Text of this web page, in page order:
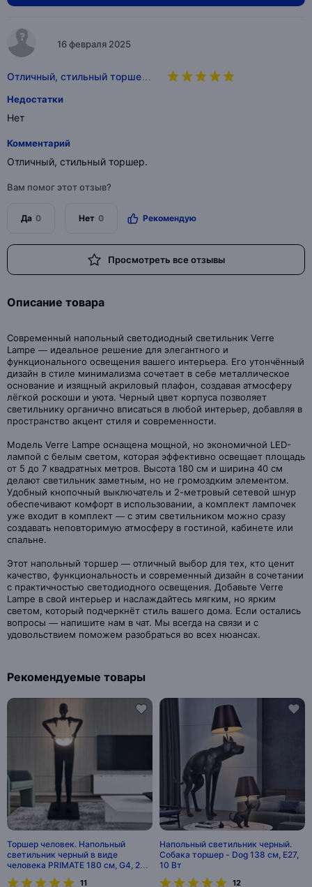
16 февраля 2025
Отличный, стильный торше…
Недостатки
Нет
Комментарий
Отличный, стильный торшер.
Вам помог этот отзыв?
Да 0 Нет 0 Рекомендую
Просмотреть все отзывы
Описание товара
Современный напольный светодиодный светильник Verre
Lampe — идеальное решение для элегантного и
функционального освещения вашего интерьера. Его утончённый
дизайн в стиле минимализма сочетает в себе металлическое
основание и изящный акриловый плафон, создавая атмосферу
лёгкой роскоши и уюта. Черный цвет корпуса позволяет
светильнику органично вписаться в любой интерьер, добавляя в
пространство акцент стиля и современности.
Модель Verre Lampe оснащена мощной, но экономичной LED-
лампой с белым светом, которая эффективно освещает площадь
от 5 до 7 квадратных метров. Высота 180 см и ширина 40 см
делают светильник заметным, но не громоздким элементом.
Удобный кнопочный выключатель и 2-метровый сетевой шнур
обеспечивают комфорт в использовании, а комплект лампочек
уже входит в комплект — с этим светильником можно сразу
создавать неповторимую атмосферу в гостиной, кабинете или
спальне.
Этот напольный торшер — отличный выбор для тех, кто ценит
качество, функциональность и современный дизайн в сочетании
с практичностью светодиодного освещения. Добавьте Verre
Lampe в свой интерьер и наслаждайтесь мягким, но ярким
светом, который подчеркнёт стиль вашего дома. Если остались
вопросы — напишите нам в чат. Мы всегда на связи и с
удовольствием поможем разобраться во всех нюансах.
Рекомендуемые товары
Торшер человек. Напольный
светильник черный в виде
человека PRIMATE 180 см, G4, 25
Вт. MAI HE MAI
11
Напольный светильник черный.
Собака торшер - Dog 138 см, E27,
10 Вт
12